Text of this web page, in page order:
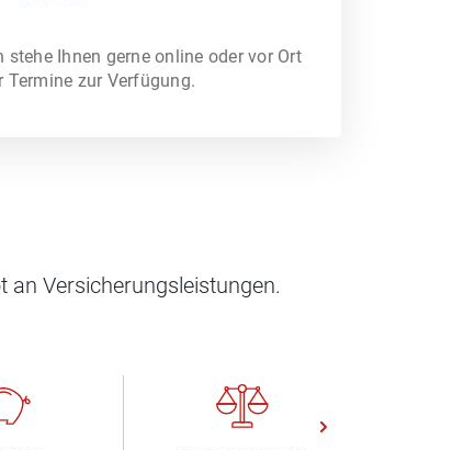
stehe Ihnen gerne online oder vor Ort
Termine zur Verfügung.
– unterstützt durch ein
welches
an Versicherungsleistungen.